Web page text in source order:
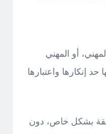
أو المهني
إنكارها واعتبارها
بشكل خاص، دون